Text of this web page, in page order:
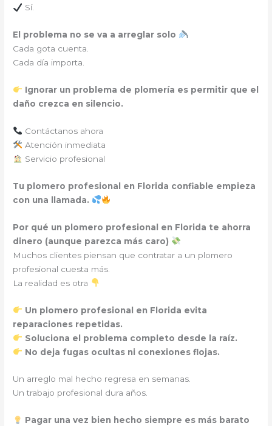
Sí.
El problema no se va a arreglar solo
Cada gota cuenta.
Cada día importa.
Ignorar un problema de plomería es permitir que el
daño crezca en silencio.
Contáctanos ahora
Atención inmediata
Servicio profesional
Tu plomero profesional en Florida confiable empieza
con una llamada.
Por qué un plomero profesional en Florida te ahorra
dinero (aunque parezca más caro)
Muchos clientes piensan que contratar a un plomero
profesional cuesta más.
La realidad es otra
Un plomero profesional en Florida evita
reparaciones repetidas.
Soluciona el problema completo desde la raíz.
No deja fugas ocultas ni conexiones flojas.
Un arreglo mal hecho regresa en semanas.
Un trabajo profesional dura años.
Pagar una vez bien hecho siempre es más barato